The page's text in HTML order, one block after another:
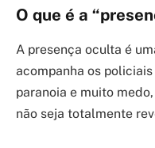
O que é a
A presença oculta é
acompanha os
paranoia e muito
não seja totalmente